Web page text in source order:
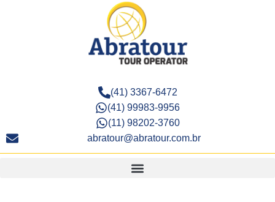
(41) 3367-6472
(41) 99983-9956
(11) 98202-3760
abratour@abratour.com.br